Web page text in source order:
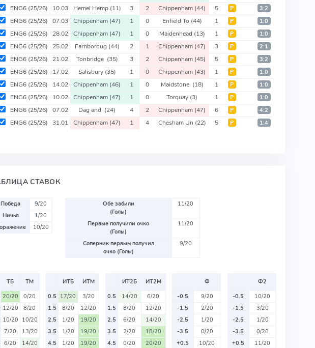
ENG6 (25/26) 10.03 Hemel Hemp (11) 3 2 Chippenham (44) 5 Р 3:2
ENG6 (25/26) 07.03 Chippenham (47) 1 0 Enfield To (44) 1 Р 1:0
ENG6 (25/26) 28.02 Chippenham (47) 1 0 Maidenhead (13) 1 Р 1:0
ENG6 (25/26) 25.02 Farnboroug (44) 2 1 Chippenham (47) 3 Р 2:1
ENG6 (25/26) 21.02 Tonbridge (35) 3 2 Chippenham (45) 5 Р 3:2
ENG6 (25/26) 17.02 Salisbury (35) 1 0 Chippenham (43) 1 Р 1:0
ENG6 (25/26) 14.02 Chippenham (46) 1 0 Maidstone (18) 1 Р 1:0
ENG6 (25/26) 10.02 Chippenham (47) 1 0 Torquay (3) 1 Р 1:0
ENG6 (25/26) 07.02 Dag and (24) 4 2 Chippenham (47) 6 Р 4:2
ENG6 (25/26) 31.01 Chippenham (47) 1 4 Chesham Un (22) 5 Р 1:4
СТАВОК
Победа
9/20
Ничья
1/20
10/20
Обе забили
(Голы)
11/20
Первые получили очко
(Голы)
11/20
Соперник первым получил
очко (Голы)
9/20
ТБ
ТМ
20/20
0/20
12/20
8/20
10/20 10/20
7/20
13/20
6/20
14/20
ИТБ
ИТМ
0.5 17/20
3/20
1.5
8/20
12/20
2.5
1/20
19/20
3.5
1/20
19/20
4.5
1/20
19/20
ИТ2Б
ИТ2М
0.5
14/20
6/20
1.5
8/20
12/20
2.5
6/20
14/20
3.5
2/20
18/20
4.5
0/20 20/20
Ф
-0.5
9/20
-1.5
2/20
-2.5
1/20
-3.5
0/20
+0.5
10/20
Ф2
-0.5
10/20
-1.5
3/20
-2.5
1/20
-3.5
0/20
+0.5
11/20